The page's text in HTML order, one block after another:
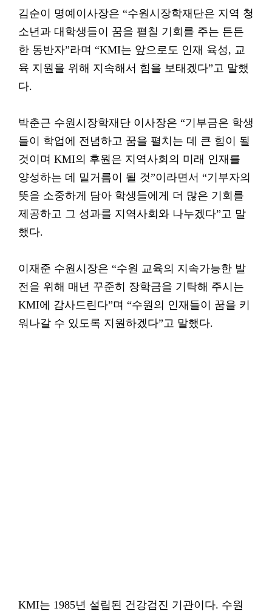
김순이 명예이사장은 “수원시장학재단은 지역 청
소년과 대학생들이 꿈을 펼칠 기회를 주는 든든
한 동반자”라며 “KMI는 앞으로도 인재 육성, 교
육 지원을 위해 지속해서 힘을 보태겠다”고 말했
다.
박춘근 수원시장학재단 이사장은 “기부금은 학생
들이 학업에 전념하고 꿈을 펼치는 데 큰 힘이 될
것이며 KMI의 후원은 지역사회의 미래 인재를
양성하는 데 밑거름이 될 것”이라면서 “기부자의
뜻을 소중하게 담아 학생들에게 더 많은 기회를
제공하고 그 성과를 지역사회와 나누겠다”고 말
했다.
이재준 수원시장은 “수원 교육의 지속가능한 발
전을 위해 매년 꾸준히 장학금을 기탁해 주시는
KMI에 감사드린다”며 “수원의 인재들이 꿈을 키
워나갈 수 있도록 지원하겠다”고 말했다.
KMI는 1985년 설립된 건강검진 기관이다. 수원